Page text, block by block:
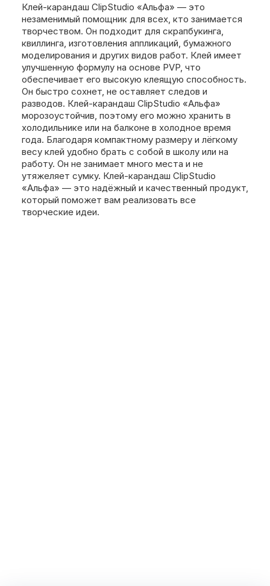
Клей-карандаш ClipStudio «Альфа» — это
незаменимый помощник для всех, кто занимается
творчеством. Он подходит для скрапбукинга,
квиллинга, изготовления аппликаций, бумажного
моделирования и других видов работ. Клей имеет
улучшенную формулу на основе PVP, что
обеспечивает его высокую клеящую способность.
Он быстро сохнет, не оставляет следов и
разводов. Клей-карандаш ClipStudio «Альфа»
морозоустойчив, поэтому его можно хранить в
холодильнике или на балконе в холодное время
года. Благодаря компактному размеру и лёгкому
весу клей удобно брать с собой в школу или на
работу. Он не занимает много места и не
утяжеляет сумку. Клей-карандаш ClipStudio
«Альфа» — это надёжный и качественный продукт,
который поможет вам реализовать все
творческие идеи.